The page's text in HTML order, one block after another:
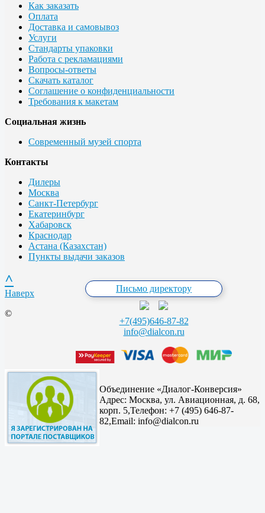
Как заказать
Оплата
Доставка и самовывоз
Услуги
Стандарты упаковки
Работа с рекламациями
Вопросы-ответы
Скачать каталог
Соглашение о конфиденциальности
Требования к макетам
Социальная жизнь
Современный музей спорта
Контакты
Дилеры
Москва
Санкт-Петербург
Екатеринбург
Хабаровск
Краснодар
Астана (Казахстан)
Пункты выдачи заказов
Письмо директору
+7(495)646-87-82
info@dialcon.ru
^
Наверх
©
Объединение «Диалог-Конверсия»
Адрес: Москва, ул. Авиационная, д. 68,
корп. 5,Телефон: +7 (495) 646-87-
82,Email: info@dialcon.ru